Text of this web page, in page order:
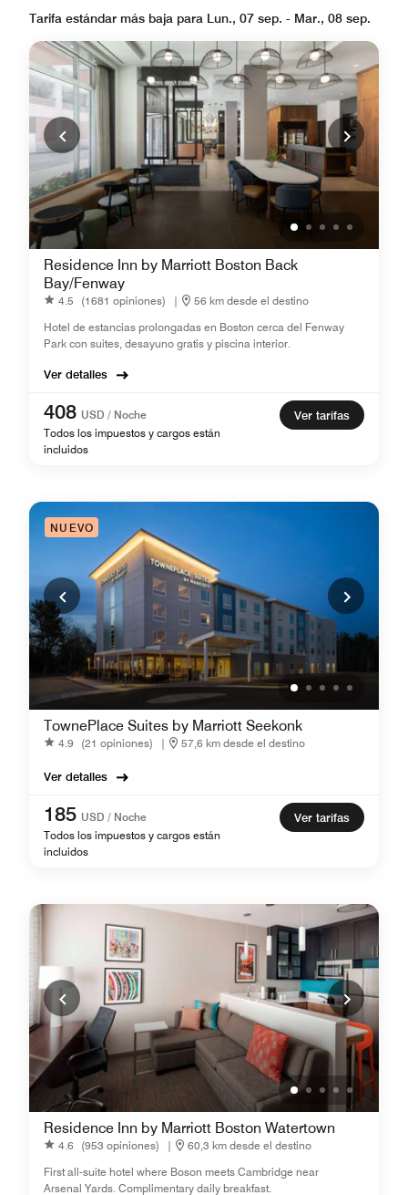
Tarifa estándar más baja para Lun., 07 sep. - Mar., 08 sep.
Residence Inn by Marriott Boston Back
Bay/Fenway
4.5 (1681 opiniones) |
56 km desde el destino
Hotel de estancias prolongadas en Boston cerca del Fenway
Park con suites, desayuno gratis y piscina interior.
Ver detalles
408 USD / Noche
Todos los impuestos y cargos están
incluidos
Ver tarifas
NUEVO
TownePlace Suites by Marriott Seekonk
4.9 (21 opiniones) | 57,6 km desde el destino
Ver detalles
185 USD / Noche
Todos los impuestos y cargos están
incluidos
Ver tarifas
Residence Inn by Marriott Boston Watertown
4.6 (953 opiniones) |
60,3 km desde el destino
First all-suite hotel where Boson meets Cambridge near
Arsenal Yards. Complimentary daily breakfast.